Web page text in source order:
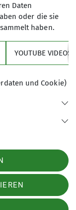
e.V.
Einstellungen
Daten
oder die sie
haben.
YOUTUBE VIDEOS
und Cookie)